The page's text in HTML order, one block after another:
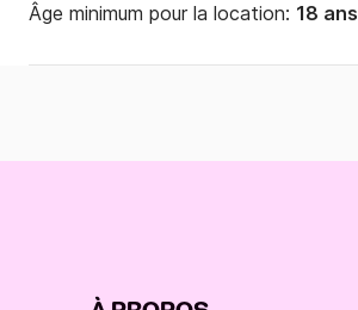
Âge minimum pour la location: 18 ans